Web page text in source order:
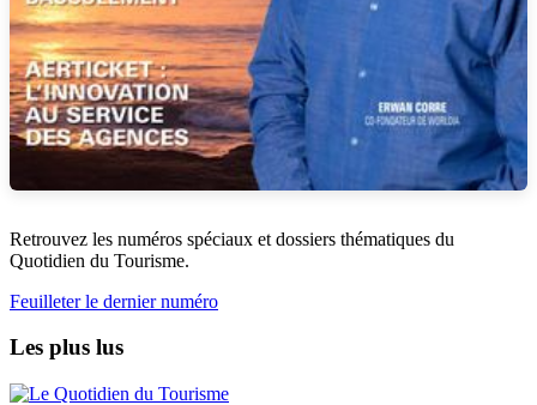
Retrouvez les numéros spéciaux et dossiers thématiques du
Quotidien du Tourisme.
Feuilleter le dernier numéro
Les plus lus